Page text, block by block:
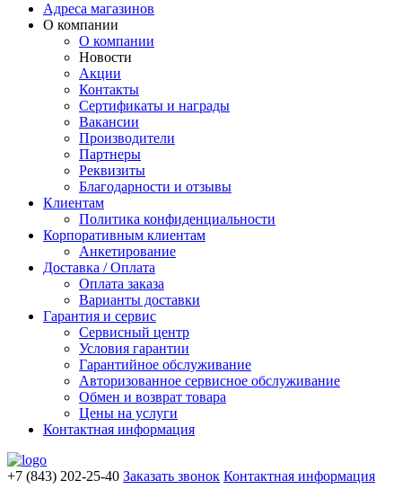
Адреса магазинов
О компании
О компании
Новости
Акции
Контакты
Сертификаты и награды
Вакансии
Производители
Партнеры
Реквизиты
Благодарности и отзывы
Клиентам
Политика конфиденциальности
Корпоративным клиентам
Анкетирование
Доставка / Оплата
Оплата заказа
Варианты доставки
Гарантия и сервис
Сервисный центр
Условия гарантии
Гарантийное обслуживание
Авторизованное сервисное обслуживание
Обмен и возврат товара
Цены на услуги
Контактная информация
+7 (843) 202-25-40 Заказать звонок Контактная информация